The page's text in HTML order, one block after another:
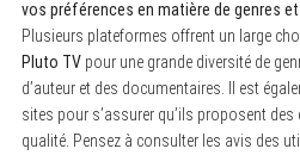
vos préférences en matière de genres et
Plusieurs plateformes offrent un large
Pluto TVpour une grande diversité de
d’auteur et des documentaires. Il est
sites pour s’assurer qu’ils proposent
qualité. Pensez à consulter les avis des